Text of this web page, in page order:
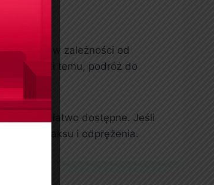
2 godzin, w zależności od
Dzięki temu, podróż do
są one łatwo dostępne. Jeśli
chwile relaksu i odprężenia.